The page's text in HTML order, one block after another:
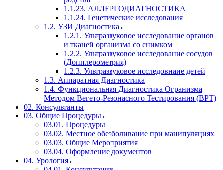
1.1.23. АЛЛЕРГОДИАГНОСТИКА
1.1.24. Генетические исследования
1.2. УЗИ Диагностика
1.2.1. Ультразвуковое исследование органов
и тканей организма со снимком
1.2.2. Ультразвуковое исследование сосудов
(Допплерометрия)
1.2.3. Ультразвуковое исследовнаие детей
1.3. Аппаратная Диагностика
1.4. Функциональная Диагностика Огранизма
Методом Вегето-Резонасного Тестирования (ВРТ)
02. Консультанты
03. Общие Процедуры
03.01. Процедуры
03.02. Местное обезболивание при манипуляциях
03.03. Общие Мероприятия
03.04. Оформление документов
04. Урология